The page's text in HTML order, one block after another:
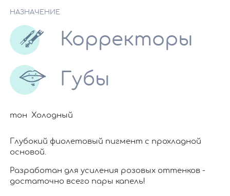
НАЗНАЧЕНИЕ
Корректоры
Губы
тон Холодный
Глубокий фиолетовый пигмент с прохладной
основой.
Разработан для усиления розовых оттенков -
достаточно всего пары капель!